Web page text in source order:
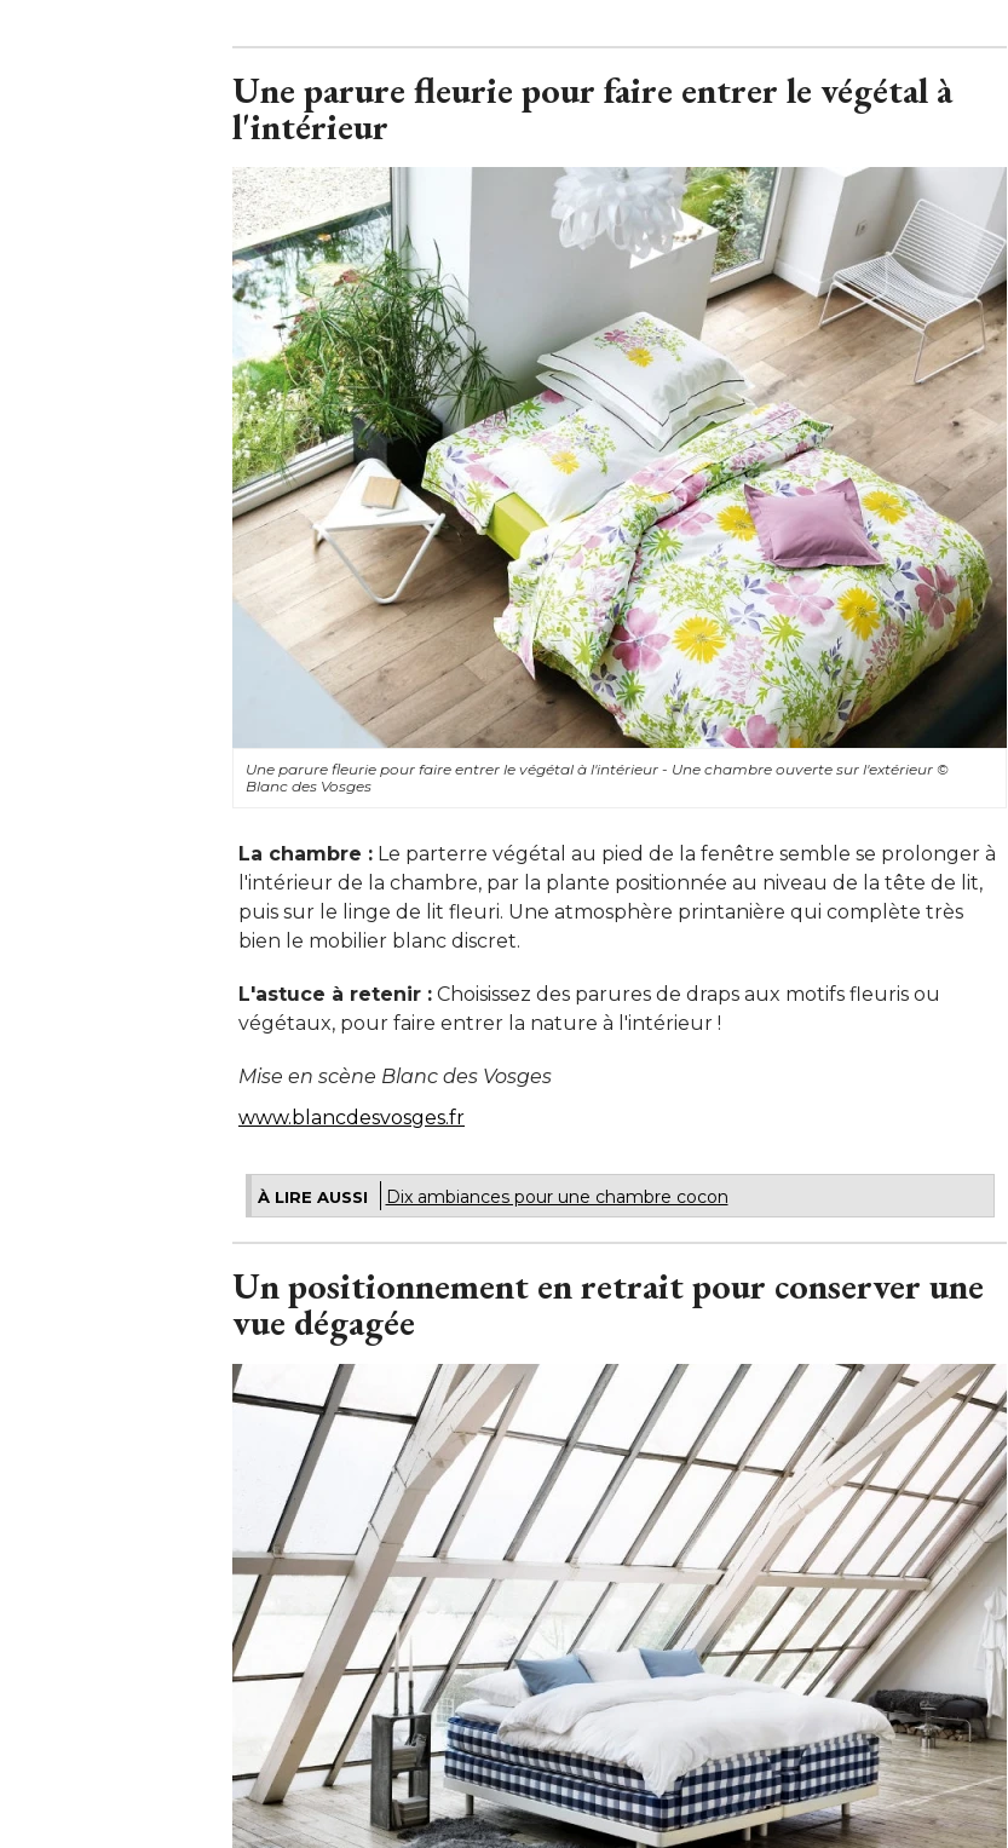
Une parure fleurie pour faire entrer le végétal à
l'intérieur
Une parure fleurie pour faire entrer le végétal à l'intérieur - Une chambre ouverte sur l'extérieur©
Blanc des Vosges
La chambre : Le parterre végétal au pied de la fenêtre semble se prolonger à
l'intérieur de la chambre, par la plante positionnée au niveau de la tête de lit,
puis sur le linge de lit fleuri. Une atmosphère printanière qui complète très
bien le mobilier blanc discret.
L'astuce à retenir : Choisissez des parures de draps aux motifs fleuris ou
végétaux, pour faire entrer la nature à l'intérieur !
Mise en scène Blanc des Vosges
www.blancdesvosges.fr
À LIRE AUSSI Dix ambiances pour une chambre cocon
Un positionnement en retrait pour conserver une
vue dégagée